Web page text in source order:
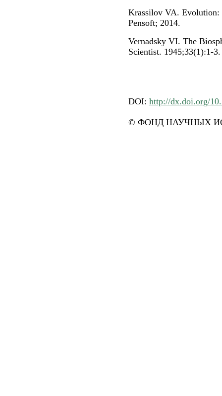
Krassilov VA. Evolution:
Pensoft; 2014.
Vernadsky VI. The
Scientist. 1945;33(1):1-3.
DOI: http://dx.doi.org/
© ФОНД НАУЧНЫХ